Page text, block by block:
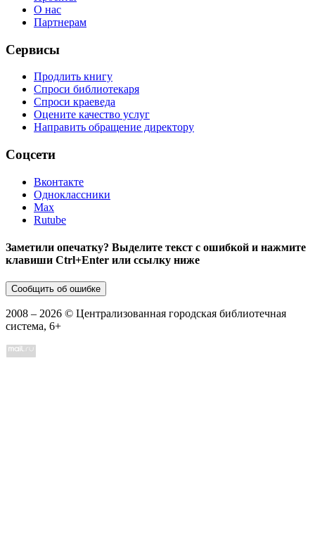
О нас
Партнерам
Сервисы
Продлить книгу
Спроси библиотекаря
Спроси краеведа
Оцените качество услуг
Направить обращение директору
Соцсети
Вконтакте
Одноклассники
Max
Rutube
Заметили опечатку? Выделите текст с ошибкой и нажмите
клавиши Ctrl+Enter или ссылку ниже
Сообщить об ошибке
2008 – 2026 © Централизованная городская библиотечная
система, 6+